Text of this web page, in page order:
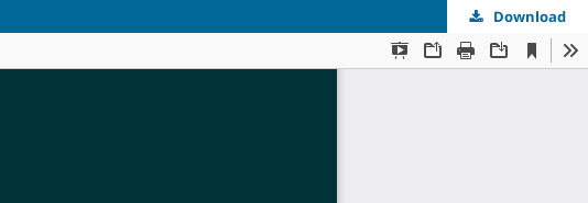
Download